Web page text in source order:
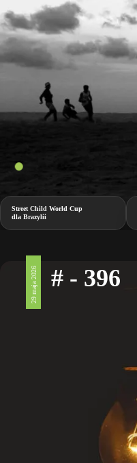
Street Child World Cup
dla Brazylii
29 maja 2026 # - 396